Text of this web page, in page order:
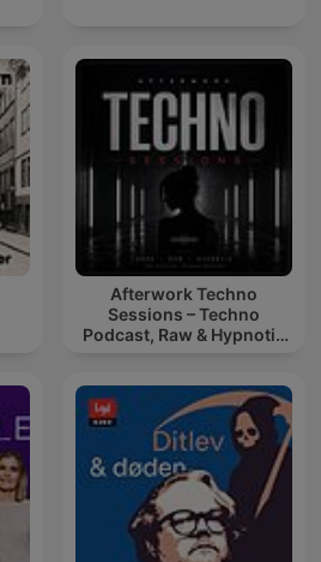
Afterwork Techno
Sessions – Techno
Podcast, Raw & Hypnotic